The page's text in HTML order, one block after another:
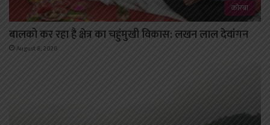
कोरबा
बालको कर रहा है क्षेत्र का चहुंमुखी विकास: लखन लाल देवांगन
August 8, 2026